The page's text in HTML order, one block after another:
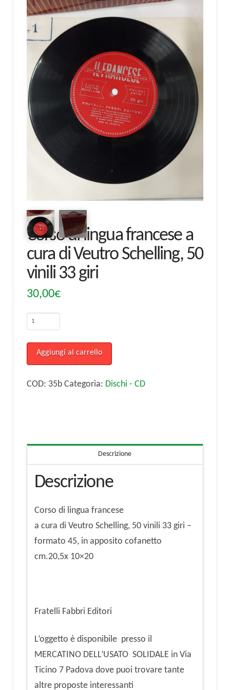
Corso di lingua francese a
cura di Veutro Schelling, 50
vinili 33 giri
30,00€
Corso
lingua
francese
a
Schelling,
vinili
Aggiungi al carrello
COD: 35b Categoria: Dischi - CD
Descrizione
Descrizione
Corso di lingua francese
a cura di Veutro Schelling, 50 vinili 33 giri –
formato 45, in apposito cofanetto
cm.20,5x 10×20
Fratelli Fabbri Editori
L’oggetto è disponibile presso il
MERCATINO DELL’USATO SOLIDALE in Via
Ticino 7 Padova dove puoi trovare tante
altre proposte interessanti